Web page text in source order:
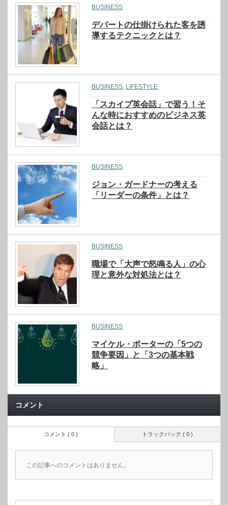
BUSINESS
デパートの仕掛けられた客を誘
導するテクニックとは？
BUSINESS, LIFESTYLE
「スカイプ英会話」で習う！そ
んな時におすすめのビジネス英
会話とは？
BUSINESS
ジョン・ガードナーの考える
「リーダーの条件」とは？
BUSINESS
職場で「大声で怒鳴る人」の心
理と意外な対処法とは？
BUSINESS
マイケル・ポーターの「5つの
競争要因」と「3つの基本戦
略」
コメント
トラックバック ( 0 )
コメント ( 0 )
この記事へのコメントはありません。